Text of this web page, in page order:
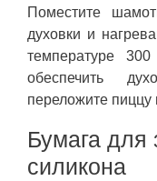
Поместите
духовки и
температуре
обеспечить
переложите пиццу
Бумага для
силикона